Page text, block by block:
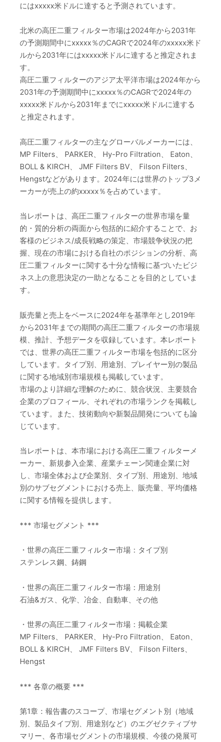
にはxxxxx米ドルに達すると予測されています。
北米の高圧二重フィルター市場は2024年から2031年
の予測期間中にxxxxx％のCAGRで2024年のxxxxx米ド
ルから2031年にはxxxxx米ドルに達すると推定されま
す。
高圧二重フィルターのアジア太平洋市場は2024年から
2031年の予測期間中にxxxxx％のCAGRで2024年の
xxxxx米ドルから2031年までにxxxxx米ドルに達する
と推定されます。
高圧二重フィルターの主なグローバルメーカーには、
MP Filters、 PARKER、 Hy-Pro Filtration、 Eaton、
BOLL & KIRCH、 JMF Filters BV、 Filson Filters、
Hengstなどがあります。2024年には世界のトップ3メ
ーカーが売上の約xxxxx％を占めています。
当レポートは、高圧二重フィルターの世界市場を量
的・質的分析の両面から包括的に紹介することで、お
客様のビジネス/成長戦略の策定、市場競争状況の把
握、現在の市場における自社のポジションの分析、高
圧二重フィルターに関する十分な情報に基づいたビジ
ネス上の意思決定の一助となることを目的としていま
す。
販売量と売上をベースに2024年を基準年とし2019年
から2031年までの期間の高圧二重フィルターの市場規
模、推計、予想データを収録しています。本レポート
では、世界の高圧二重フィルター市場を包括的に区分
しています。タイプ別、用途別、プレイヤー別の製品
に関する地域別市場規模も掲載しています。
市場のより詳細な理解のために、競合状況、主要競合
企業のプロフィール、それぞれの市場ランクを掲載し
ています。また、技術動向や新製品開発についても論
じています。
当レポートは、本市場における高圧二重フィルターメ
ーカー、新規参入企業、産業チェーン関連企業に対
し、市場全体および企業別、タイプ別、用途別、地域
別のサブセグメントにおける売上、販売量、平均価格
に関する情報を提供します。
*** 市場セグメント ***
・世界の高圧二重フィルター市場：タイプ別
ステンレス鋼、鋳鋼
・世界の高圧二重フィルター市場：用途別
石油&ガス、化学、冶金、自動車、その他
・世界の高圧二重フィルター市場：掲載企業
MP Filters、 PARKER、 Hy-Pro Filtration、 Eaton、
BOLL & KIRCH、 JMF Filters BV、 Filson Filters、
Hengst
*** 各章の概要 ***
第1章：報告書のスコープ、市場セグメント別（地域
別、製品タイプ別、用途別など）のエグゼクティブサ
マリー、各市場セグメントの市場規模、今後の発展可